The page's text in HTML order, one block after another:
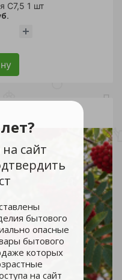
сайт
бытового
опасные
бытового
которых
на сайт
С7,5 1 шт